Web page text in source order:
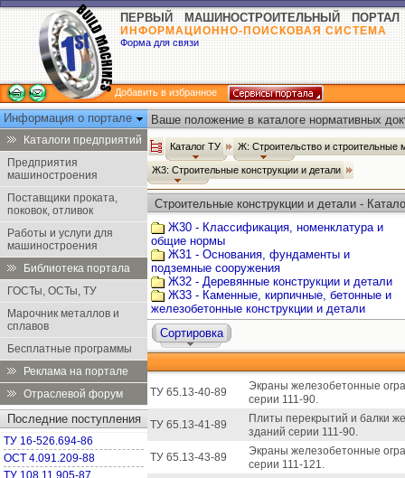
ПЕРВЫЙ МАШИНОСТРОИТЕЛЬНЫЙ ПОРТАЛ
ИНФОРМАЦИОННО-ПОИСКОВАЯ СИСТЕМА
Форма для связи
Добавить в избранное
Информация о портале
Каталоги предприятий
Предприятия
машиностроения
Поставщики проката,
поковок, отливок
Работы и услуги для
машиностроения
Библиотека портала
ГОСТы, ОСТы, ТУ
Марочник металлов и
сплавов
Бесплатные программы
Реклама на портале
Отраслевой форум
Последние поступления
ТУ 16-526.694-86
ОСТ 4.091.209-88
ТУ 108.11.905-87
Ваше положение в каталоге нормативных
Каталог ТУ Ж: Строительство и строительные
Ж3: Строительные конструкции и детали
Строительные конструкции и детали -
Ж30 - Классификация, номенклатура и
общие нормы
Ж31 - Основания, фундаменты и
подземные сооружения
Ж32 - Деревянные конструкции и детали
Ж33 - Каменные, кирпичные, бетонные и
железобетонные конструкции и детали
Сортировка
ТУ 65.13-40-89
Экраны железобетонные
серии 111-90.
ТУ 65.13-41-89
Плиты перекрытий и балки
зданий серии 111-90.
ТУ 65.13-43-89
Экраны железобетонные
серии 111-121.